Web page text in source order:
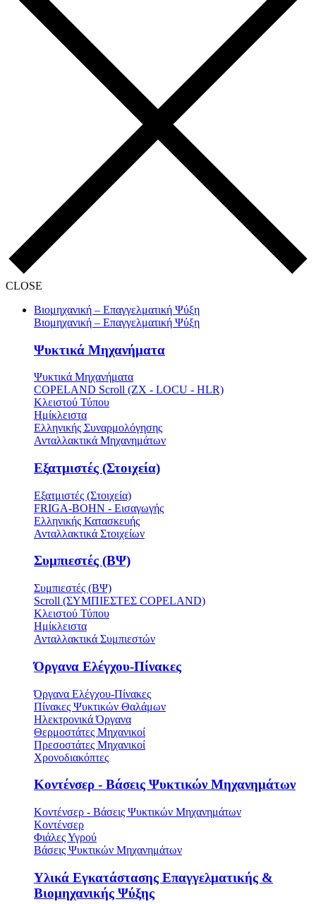
CLOSE
Βιομηχανική – Επαγγελματική Ψύξη
Βιομηχανική – Επαγγελματική Ψύξη
Ψυκτικά Μηχανήματα
Ψυκτικά Μηχανήματα
COPELAND Scroll (ZX - LOCU - HLR)
Κλειστού Τύπου
Ημίκλειστα
Ελληνικής Συναρμολόγησης
Ανταλλακτικά Μηχανημάτων
Εξατμιστές (Στοιχεία)
Εξατμιστές (Στοιχεία)
FRIGA-BOHN - Εισαγωγής
Ελληνικής Κατασκευής
Ανταλλακτικά Στοιχείων
Συμπιεστές (ΒΨ)
Συμπιεστές (ΒΨ)
Scroll (ΣΥΜΠΙΕΣΤΕΣ COPELAND)
Κλειστού Τύπου
Ημίκλειστα
Ανταλλακτικά Συμπιεστών
Όργανα Ελέγχου-Πίνακες
Όργανα Ελέγχου-Πίνακες
Πίνακες Ψυκτικών Θαλάμων
Ηλεκτρονικά Όργανα
Θερμοστάτες Μηχανικοί
Πρεσοστάτες Μηχανικοί
Χρονοδιακόπτες
Κοντένσερ - Βάσεις Ψυκτικών Μηχανημάτων
Κοντένσερ - Βάσεις Ψυκτικών Μηχανημάτων
Κοντένσερ
Φιάλες Υγρού
Βάσεις Ψυκτικών Μηχανημάτων
Υλικά Εγκατάστασης Επαγγελματικής &
Βιομηχανικής Ψύξης